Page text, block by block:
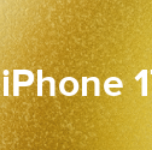
iPhone